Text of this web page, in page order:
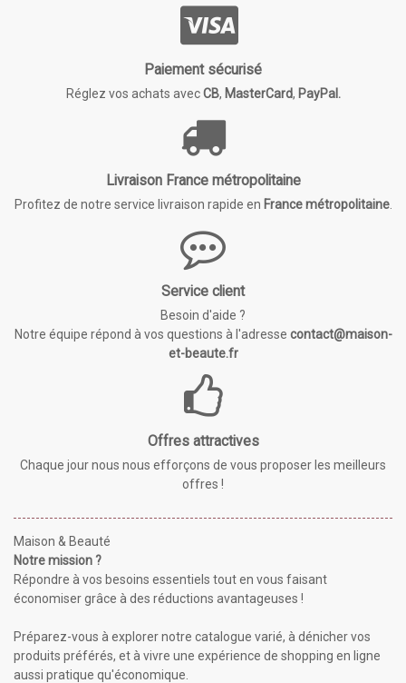
Paiement sécurisé
Réglez vos achats avecCB, MasterCard, PayPal.
Livraison France métropolitaine
Profitez de notre service livraison rapide en France métropolitaine.
Service client
Besoin d'aide ?
Notre équipe répond à vos questions à l'adresse contact@maison-
et-beaute.fr
Offres attractives
Chaque jour nous nous efforçons de vous proposer les meilleurs
offres !
Maison & Beauté
Notre mission ?
Répondre à vos besoins essentiels tout en vous faisant
économiser grâce à des réductions avantageuses !
Préparez-vous à explorer notre catalogue varié, à dénicher vos
produits préférés, et à vivre une expérience de shopping en ligne
aussi pratique qu'économique.